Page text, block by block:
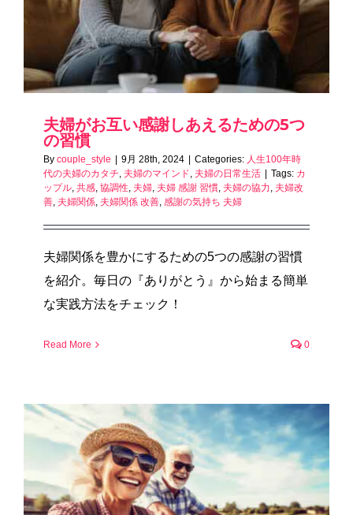
夫婦がお互い感謝しあえるための5つ
の習慣
By couple_style 9月 28th, 2024 Categories: 人生100年時
代の夫婦のカタチ, 夫婦のマインド, 夫婦の日常生活 Tags: カ
ップル, 共感, 協調性, 夫婦, 夫婦 感謝 習慣, 夫婦の協力, 夫婦改
善, 夫婦関係, 夫婦関係 改善, 感謝の気持ち 夫婦
夫婦関係を豊かにするための5つの感謝の習慣
を紹介。毎日の『ありがとう』から始まる簡単
な実践方法をチェック！
Read More 0